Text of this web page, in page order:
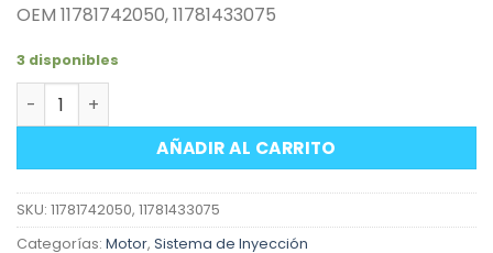
OEM 11781742050, 11781433075
3 disponibles
Sensor lambda oxigeno BMW motores M52 M54 M62 y
AÑADIR AL CARRITO
SKU: 11781742050, 11781433075
Categorías: Motor, Sistema de Inyección